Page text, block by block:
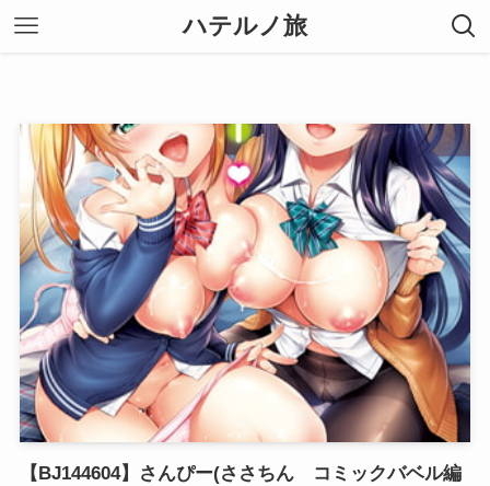
ハテルノ旅
【BJ144604】さんぴー(ささちん コミックバベル編